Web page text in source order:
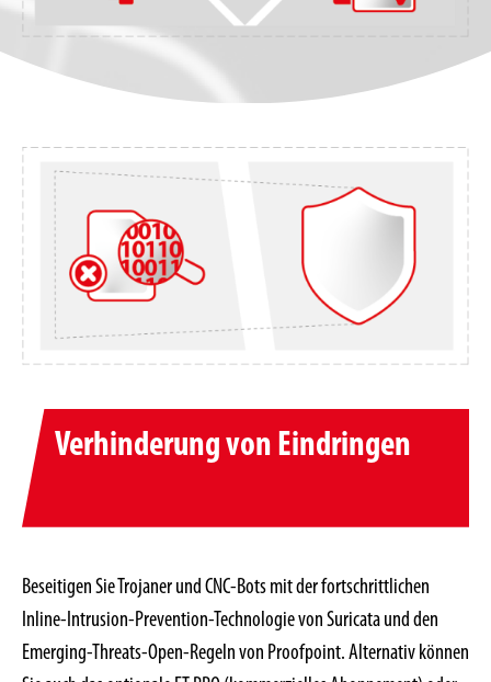
Verhinderung von Eindringen
Beseitigen Sie Trojaner und CNC-Bots mit der fortschrittlichen
Inline-Intrusion-Prevention-Technologie von Suricata und den
Emerging-Threats-Open-Regeln von Proofpoint. Alternativ können